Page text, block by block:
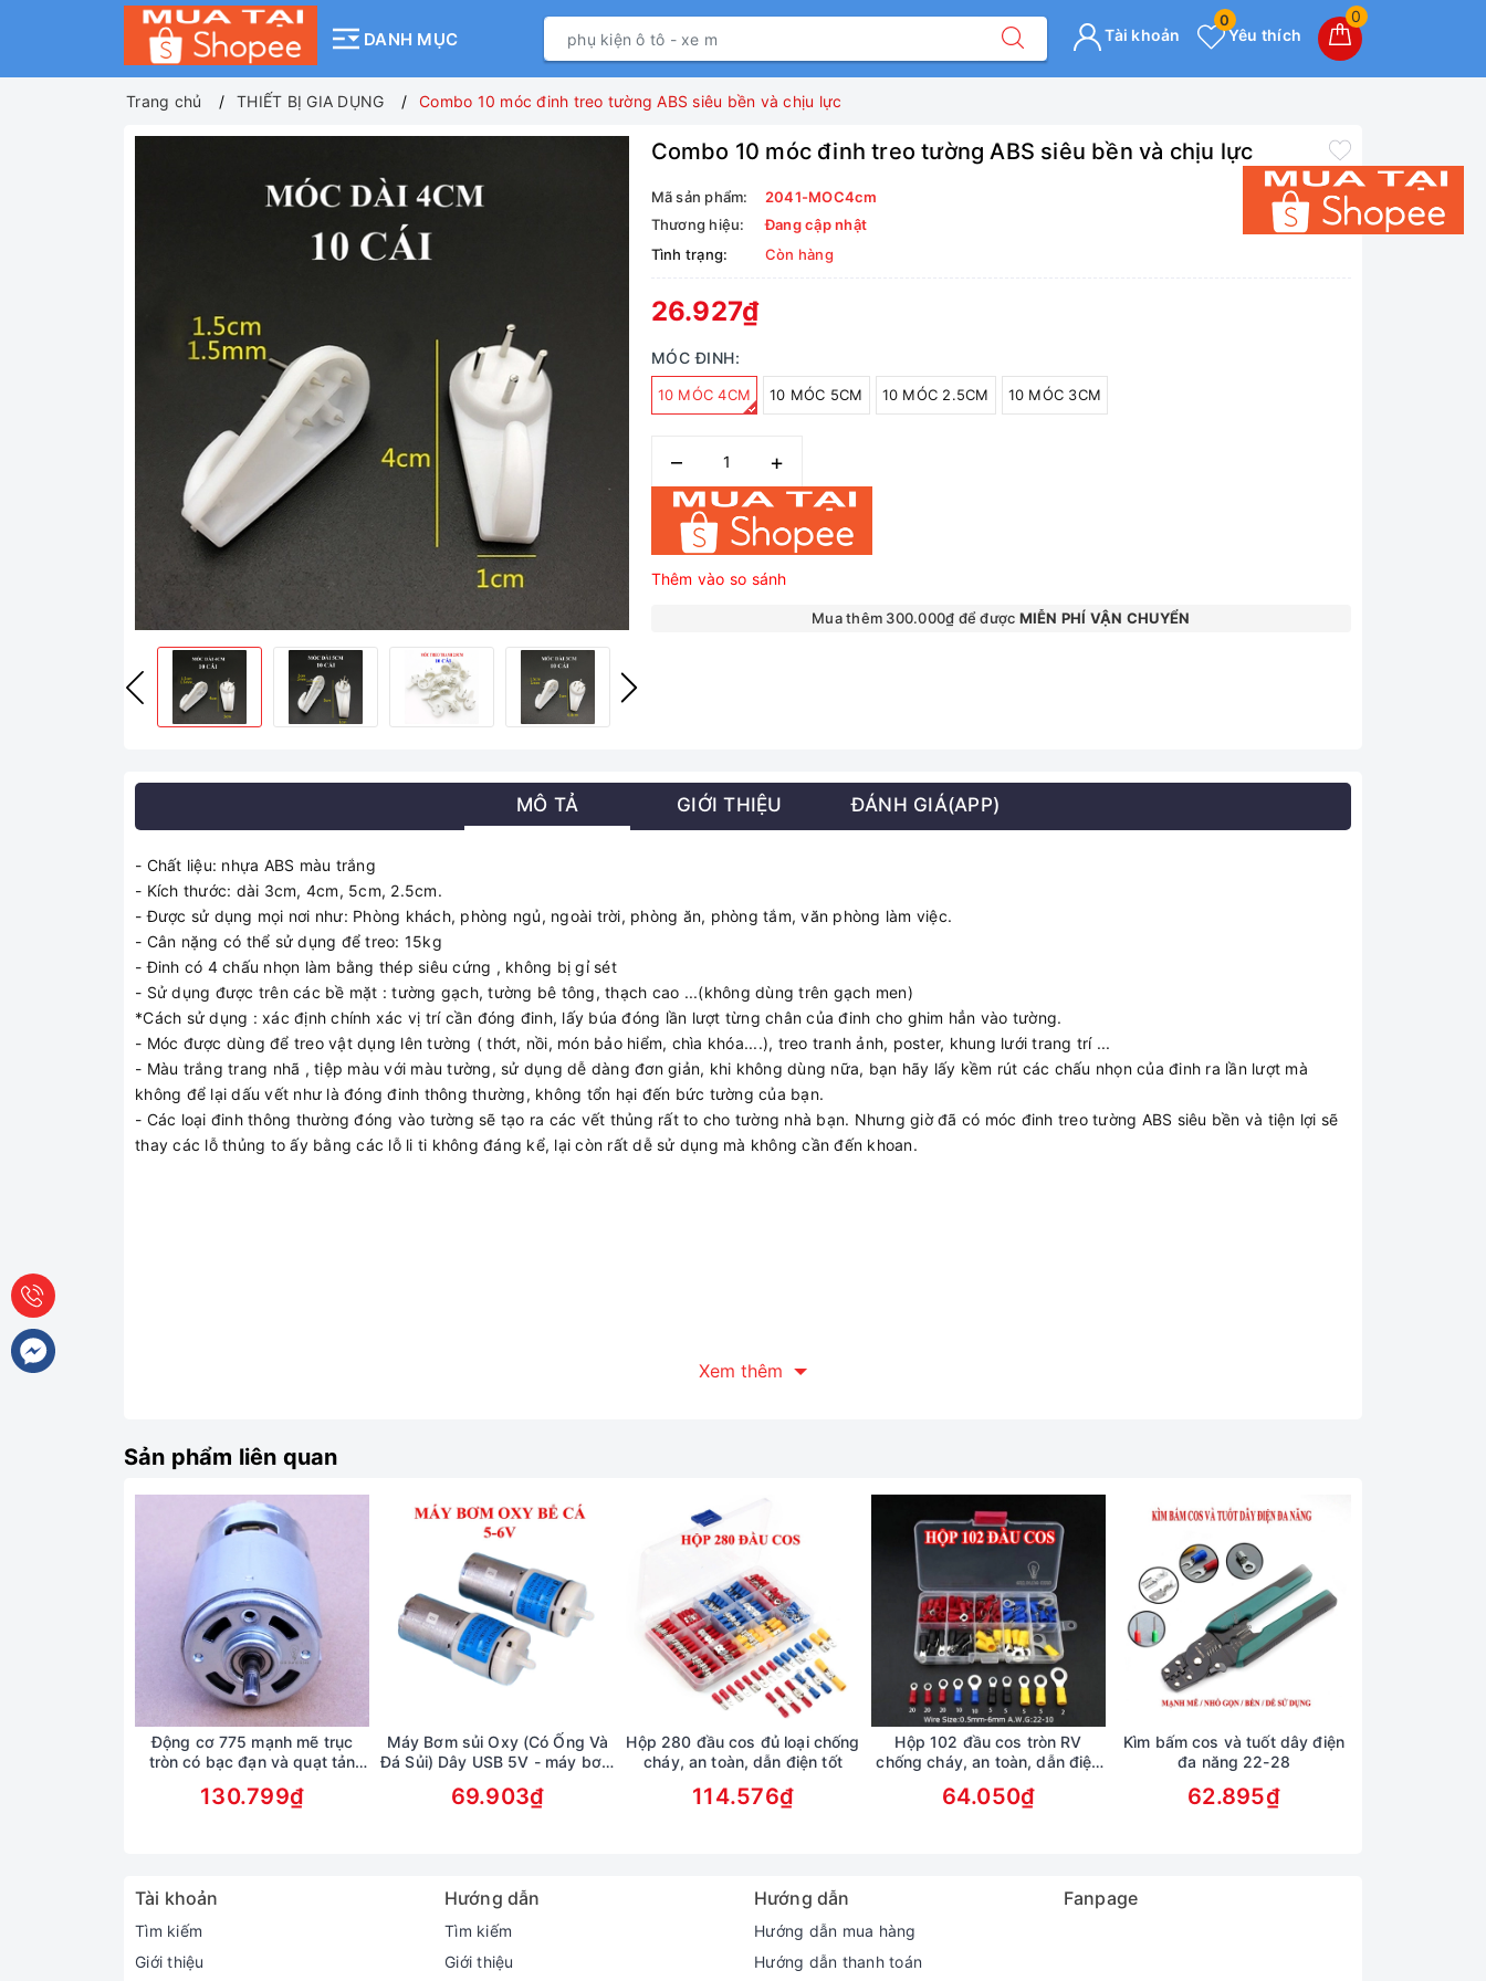
DANH MỤC
0
Yêu thích
0
Tài khoản
Trang chủ THIẾT BỊ GIA DỤNG Combo 10 móc đinh treo tường ABS siêu bền và chịu lực
Combo 10 móc đinh treo tường ABS siêu bền và chịu lực
Mã sản phẩm:
2041-MOC4cm
Thương hiệu:
Đang cập nhật
Tình trạng:
Còn hàng
26.927₫
MÓC ĐINH:
10 MÓC 4CM 10 MÓC 5CM 10 MÓC 2.5CM 10 MÓC 3CM
– +
Thêm vào so sánh
Mua thêm 300.000₫ để được MIỄN PHÍ VẬN CHUYỂN
MÔ TẢ GIỚI THIỆU ĐÁNH GIÁ(APP)
- Chất liệu: nhựa ABS màu trắng
- Kích thước: dài 3cm, 4cm, 5cm, 2.5cm.
- Được sử dụng mọi nơi như: Phòng khách, phòng ngủ, ngoài trời, phòng ăn, phòng tắm, văn phòng làm việc.
- Cân nặng có thể sử dụng để treo: 15kg
- Đinh có 4 chấu nhọn làm bằng thép siêu cứng , không bị gỉ sét
- Sử dụng được trên các bề mặt : tường gạch, tường bê tông, thạch cao ...(không dùng trên gạch men)
*Cách sử dụng : xác định chính xác vị trí cần đóng đinh, lấy búa đóng lần lượt từng chân của đinh cho ghim hẳn vào tường.
- Móc được dùng để treo vật dụng lên tường ( thớt, nồi, món bảo hiểm, chìa khóa....), treo tranh ảnh, poster, khung lưới trang trí ...
- Màu trắng trang nhã , tiệp màu với màu tường, sử dụng dễ dàng đơn giản, khi không dùng nữa, bạn hãy lấy kềm rút các chấu nhọn của đinh ra lần lượt mà
không để lại dấu vết như là đóng đinh thông thường, không tổn hại đến bức tường của bạn.
- Các loại đinh thông thường đóng vào tường sẽ tạo ra các vết thủng rất to cho tường nhà bạn. Nhưng giờ đã có móc đinh treo tường ABS siêu bền và tiện lợi sẽ
thay các lỗ thủng to ấy bằng các lỗ li ti không đáng kể, lại còn rất dễ sử dụng mà không cần đến khoan.
Xem thêm
Sản phẩm liên quan
Động cơ 775 mạnh mẽ trục
tròn có bạc đạn và quạt tản
130.799₫
Máy Bơm sủi Oxy (Có Ống Và
Đá Sủi) Dây USB 5V - máy bơm
69.903₫
Hộp 280 đầu cos đủ loại chống
cháy, an toàn, dẫn điện tốt
114.576₫
Hộp 102 đầu cos tròn RV
chống cháy, an toàn, dẫn điện
64.050₫
Kìm bấm cos và tuốt dây điện
đa năng 22-28
62.895₫
Tài khoản
Tìm kiếm
Giới thiệu
Hướng dẫn
Tìm kiếm
Giới thiệu
Hướng dẫn
Hướng dẫn mua hàng
Hướng dẫn thanh toán
Fanpage